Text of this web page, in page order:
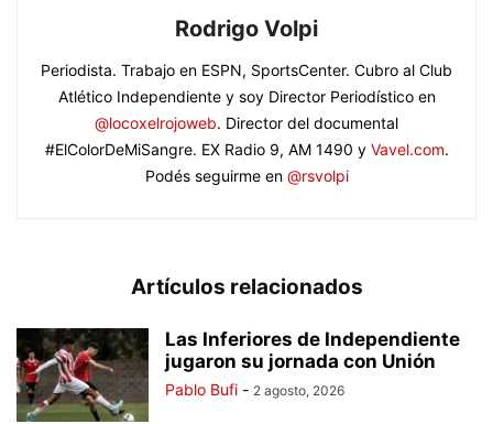
Rodrigo Volpi
Periodista. Trabajo en ESPN, SportsCenter. Cubro al Club
Atlético Independiente y soy Director Periodístico en
@locoxelrojoweb. Director del documental
#ElColorDeMiSangre. EX Radio 9, AM 1490 y Vavel.com.
Podés seguirme en @rsvolpi
Artículos relacionados
Las Inferiores de Independiente
jugaron su jornada con Unión
Pablo Bufi - 2 agosto, 2026